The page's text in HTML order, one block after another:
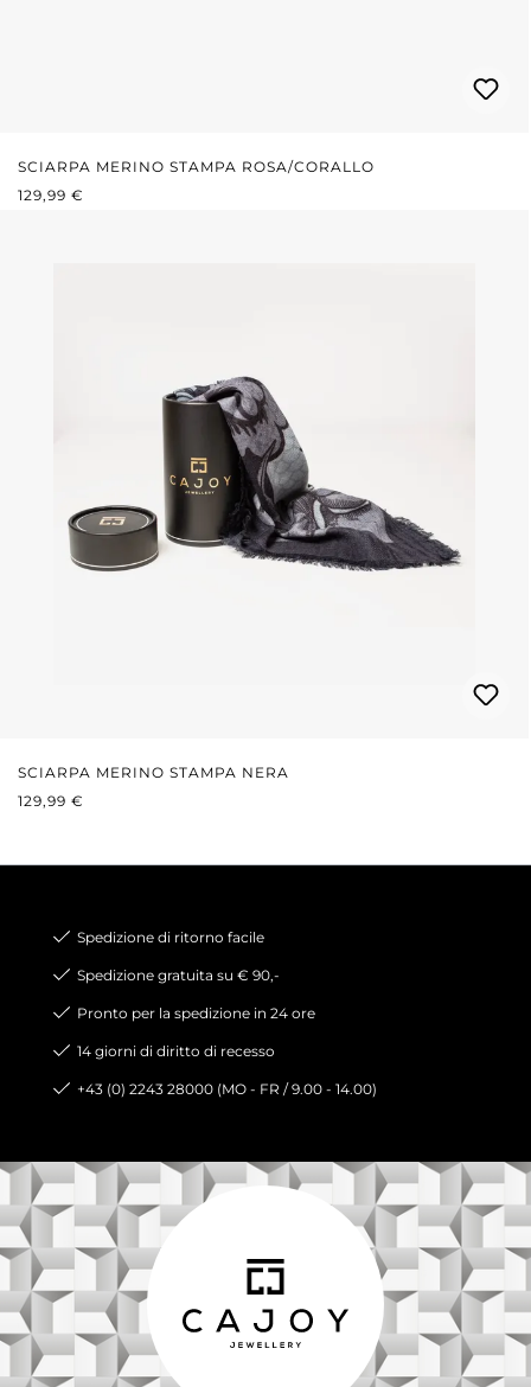
SCIARPA MERINO STAMPA ROSA/CORALLO
PREZZO NORMALE:
129,99 €
SCIARPA MERINO STAMPA NERA
PREZZO NORMALE:
129,99 €
Spedizione di ritorno facile
Spedizione gratuita su € 90,-
Pronto per la spedizione in 24 ore
14 giorni di diritto di recesso
+43 (0) 2243 28000 (MO - FR / 9.00 - 14.00)